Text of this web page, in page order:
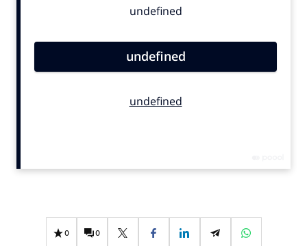
Contentmarketing
Effectiviteit
Gedragsverandering
0 0